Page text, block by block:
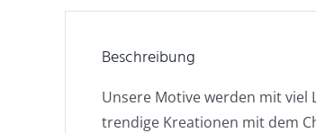
Beschreibung
Unsere Motive werden mit viel
trendige Kreationen mit dem